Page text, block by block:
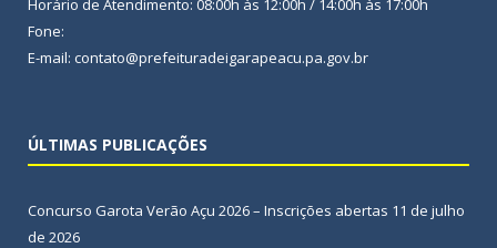
Horário de Atendimento: 08:00h às 12:00h / 14:00h às 17:00h
Fone:
E-mail: contato@prefeituradeigarapeacu.pa.gov.br
ÚLTIMAS PUBLICAÇÕES
Concurso Garota Verão Açu 2026 – Inscrições abertas 11 de julho
de 2026